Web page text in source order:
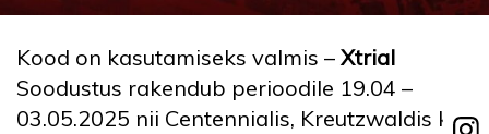
Kood on kasutamiseks valmis – Xtrial
Soodustus rakendub perioodile 19.04 –
03.05.2025 nii Centennialis, Kreutzwaldis kui